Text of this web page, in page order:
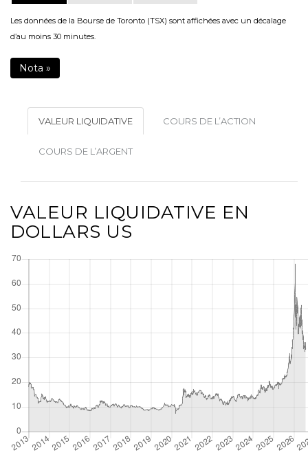
Les données de la Bourse de Toronto (TSX) sont affichées avec un décalage
d’au moins 30 minutes.
Nota »
VALEUR LIQUIDATIVE COURS DE L’ACTION
COURS DE L’ARGENT
VALEUR LIQUIDATIVE EN
DOLLARS US